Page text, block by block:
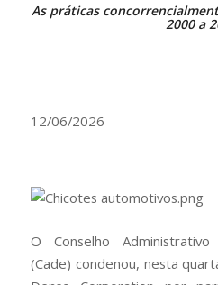
As práticas
2000 a
12/06/2026
O Conselho
(Cade) condenou, nesta